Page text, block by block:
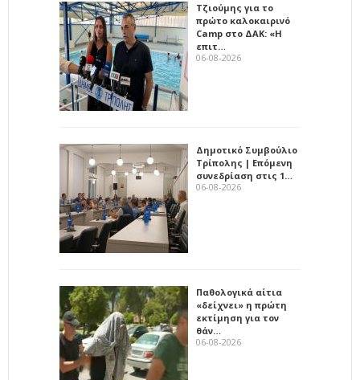
Τζιούμης για το
πρώτο καλοκαιρινό
Camp στο ΔΑΚ: «Η
επιτ…
06-08-2026
Δημοτικό Συμβούλιο
Τρίπολης | Επόμενη
συνεδρίαση στις 1…
06-08-2026
Παθολογικά αίτια
«δείχνει» η πρώτη
εκτίμηση για τον
θάν…
06-08-2026